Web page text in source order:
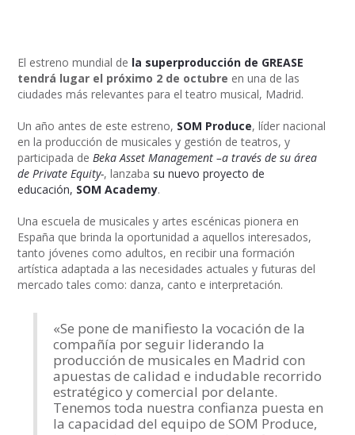
El estreno mundial de la superproducción de GREASE
tendrá lugar el próximo 2 de octubre en una de las
ciudades más relevantes para el teatro musical, Madrid.
Un año antes de este estreno, SOM Produce, líder nacional
en la producción de musicales y gestión de teatros, y
participada deBeka Asset Management –a través de su área
de Private Equity-, lanzaba su nuevo proyecto de
educación, SOM Academy.
Una escuela de musicales y artes escénicas pionera en
España que brinda la oportunidad a aquellos interesados,
tanto jóvenes como adultos, en recibir una formación
artística adaptada a las necesidades actuales y futuras del
mercado tales como: danza, canto e interpretación.
«Se pone de manifiesto la vocación de la
compañía por seguir liderando la
producción de musicales en Madrid con
apuestas de calidad e indudable recorrido
estratégico y comercial por delante.
Tenemos toda nuestra confianza puesta en
la capacidad del equipo de SOM Produce,